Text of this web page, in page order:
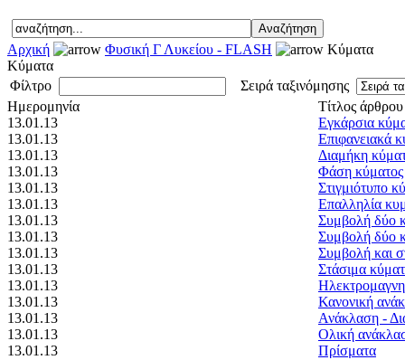
Αρχική Φυσική Γ Λυκείου - FLASH
Κύματα
Κύματα
Φίλτρο
Σειρά ταξινόμησης
Ημερομηνία
Τίτλος άρθρου
13.01.13
Εγκάρσια
13.01.13
Επιφανειακά
13.01.13
Διαμήκη
13.01.13
Φάση κύματος
13.01.13
Στιγμιότυπο
13.01.13
Επαλληλία
13.01.13
Συμβολή δύο
13.01.13
Συμβολή δύο
13.01.13
Συμβολή και
13.01.13
Στάσιμα
13.01.13
13.01.13
Κανονική
13.01.13
Ανάκλαση -
13.01.13
Ολική
13.01.13
Πρίσματα